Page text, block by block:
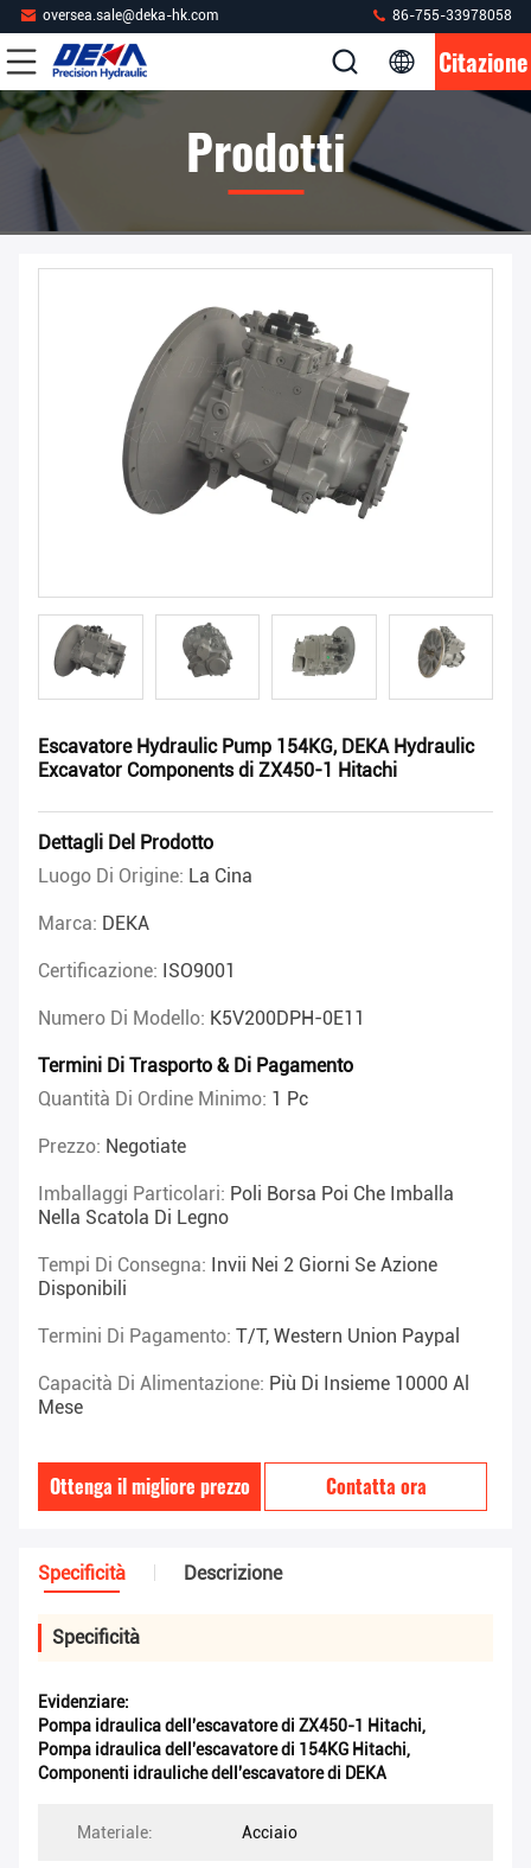
oversea.sale@deka-hk.com 86-755-33978058
Citazione
Prodotti
Escavatore Hydraulic Pump 154KG, DEKA Hydraulic
Excavator Components di ZX450-1 Hitachi
Dettagli Del Prodotto
Luogo Di Origine: La Cina
Marca: DEKA
Certificazione: ISO9001
Numero Di Modello: K5V200DPH-0E11
Termini Di Trasporto & Di Pagamento
Quantità Di Ordine Minimo: 1 Pc
Prezzo: Negotiate
Imballaggi Particolari: Poli Borsa Poi Che Imballa
Nella Scatola Di Legno
Tempi Di Consegna: Invii Nei 2 Giorni Se Azione
Disponibili
Termini Di Pagamento: T/T, Western Union Paypal
Capacità Di Alimentazione: Più Di Insieme 10000 Al
Mese
Ottenga il migliore prezzo Contatta ora
Specificità Descrizione
Specificità
Evidenziare:
Pompa idraulica dell'escavatore di ZX450-1 Hitachi,
Pompa idraulica dell'escavatore di 154KG Hitachi,
Componenti idrauliche dell'escavatore di DEKA
Materiale: Acciaio